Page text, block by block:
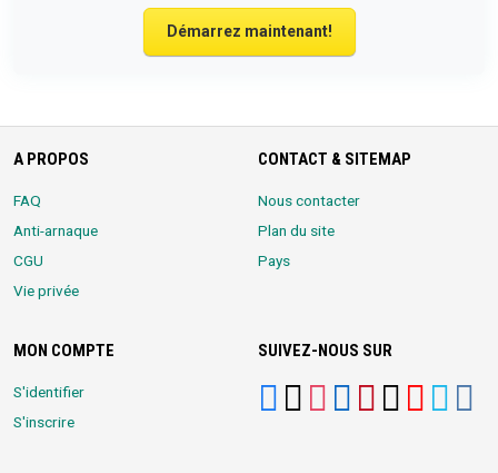
Démarrez maintenant!
A PROPOS
FAQ
Anti-arnaque
CGU
Vie privée
CONTACT & SITEMAP
Nous contacter
Plan du site
Pays
MON COMPTE
S'identifier
S'inscrire
SUIVEZ-NOUS SUR